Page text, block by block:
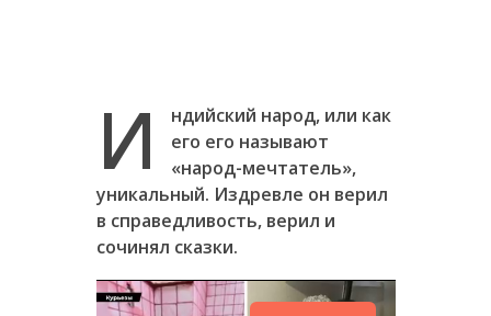
И
ндийский народ, или как
его его называют
«народ-мечтатель»,
уникальный. Издревле он верил
в справедливость, верил и
сочинял сказки.